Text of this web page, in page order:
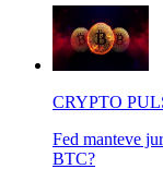
CRYPTO
Fed manteve
BTC?